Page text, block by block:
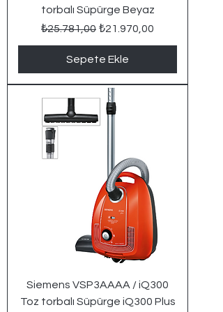
torbalı Süpürge Beyaz
Normal Fiyat
₺25.781,00 İndirimli Fiyat
₺21.970,00
Sepete Ekle
Siemens VSP3AAAA / iQ300
Toz torbalı Süpürge iQ300 Plus